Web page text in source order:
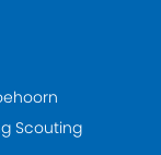
Scouting